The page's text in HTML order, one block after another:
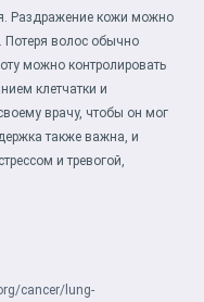
Раздражение кожи можно
Потеря волос обычно
можно контролировать
клетчатки и
врачу, чтобы он мог
также важна, и
и тревогой,
cancer/lung-